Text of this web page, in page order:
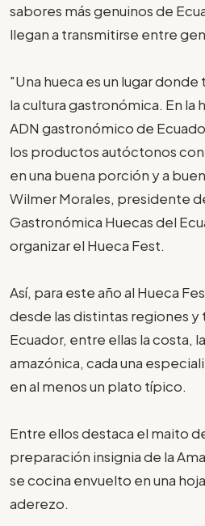
sabores más genuinos de
llegan a transmitirse entre
"Una hueca es un lugar
la cultura gastronómica. En la
ADN gastronómico de
los productos autóctonos
en una buena porción y a
Wilmer Morales, presidente
Gastronómica Huecas del
organizar el Hueca Fest.
Así, para este año al Hueca
desde las distintas regiones y
Ecuador, entre ellas la costa,
amazónica, cada una
en al menos un plato típico.
Entre ellos destaca el maito
preparación insignia de la
se cocina envuelto en una
aderezo.